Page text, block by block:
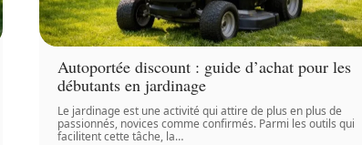
Autoportée discount : guide d’achat pour les
débutants en jardinage
Le jardinage est une activité qui attire de plus en plus de
passionnés, novices comme confirmés. Parmi les outils qui
facilitent cette tâche, la…